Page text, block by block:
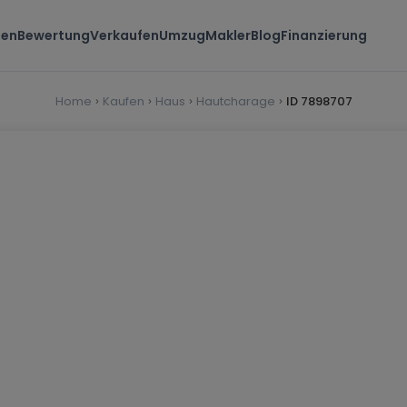
BewertungVerkaufenUmzugMaklerBlogFinanzierung
Home Kaufen Haus Hautcharage ID 7898707